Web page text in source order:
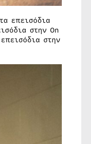
επεισόδια
στην On
στην